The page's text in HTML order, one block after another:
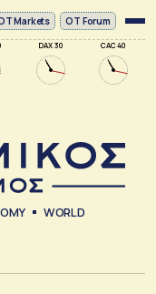
DAX 30 CAC 40
Markets OT Forum
WORLD